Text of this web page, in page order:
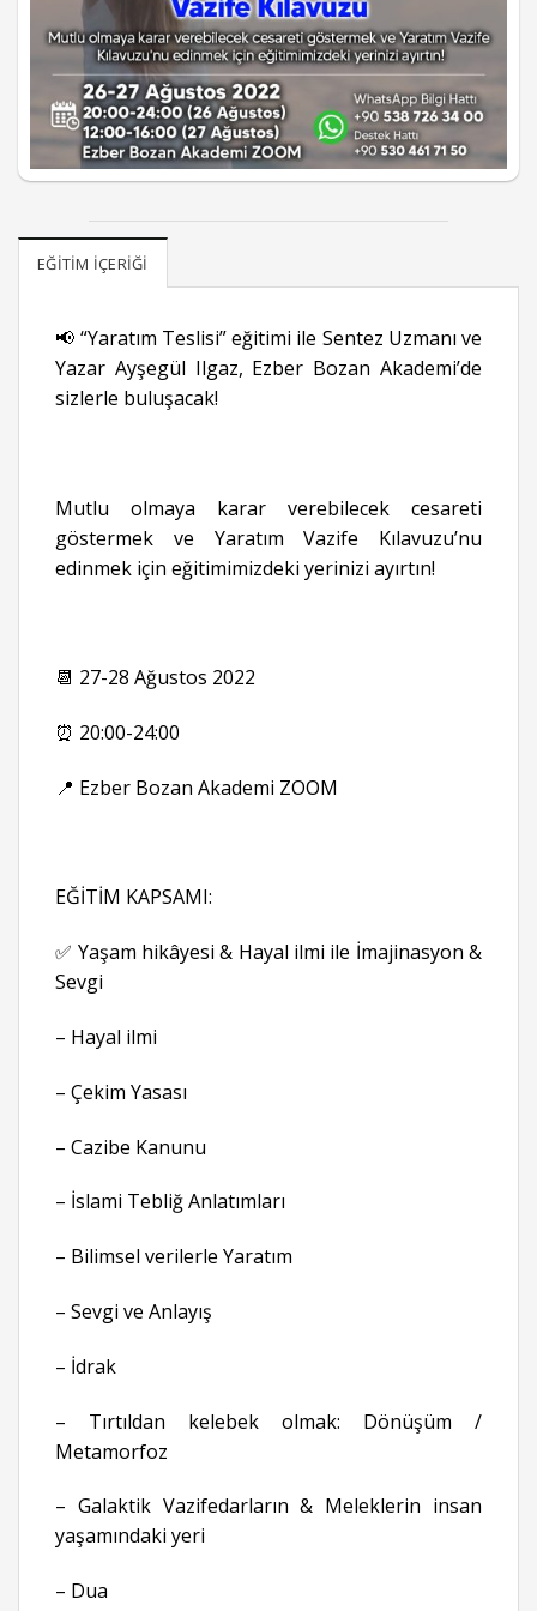
EĞITIM İÇERIĞI
📢 “Yaratım Teslisi” eğitimi ile Sentez Uzmanı ve
Yazar Ayşegül Ilgaz, Ezber Bozan Akademi’de
sizlerle buluşacak!
Mutlu olmaya karar verebilecek cesareti
göstermek ve Yaratım Vazife Kılavuzu’nu
edinmek için eğitimimizdeki yerinizi ayırtın!
📆 27-28 Ağustos 2022
⏰ 20:00-24:00
📍 Ezber Bozan Akademi ZOOM
EĞİTİM KAPSAMI:
✅ Yaşam hikâyesi & Hayal ilmi ile İmajinasyon &
Sevgi
– Hayal ilmi
– Çekim Yasası
– Cazibe Kanunu
– İslami Tebliğ Anlatımları
– Bilimsel verilerle Yaratım
– Sevgi ve Anlayış
– İdrak
– Tırtıldan kelebek olmak: Dönüşüm /
Metamorfoz
– Galaktik Vazifedarların & Meleklerin insan
yaşamındaki yeri
– Dua